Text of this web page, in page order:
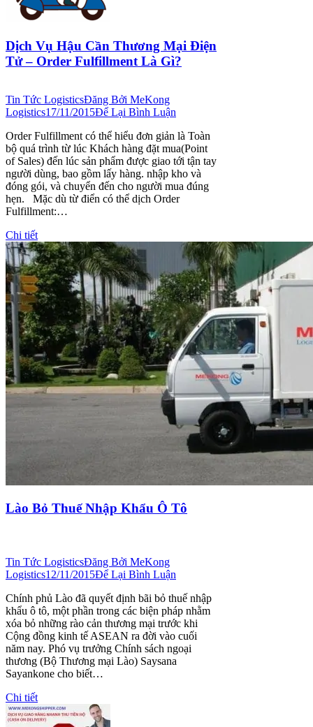
Dịch Vụ Hậu Cần Thương Mại Điện
Tử – Order Fulfillment Là Gì?
Tin Tức LogisticsĐăng Bởi MeKong
Logistics17/11/2015Để Lại Bình Luận
Order Fulfillment có thể hiểu đơn giản là Toàn
bộ quá trình từ lúc Khách hàng đặt mua(Point
of Sales) đến lúc sản phẩm được giao tới tận tay
người dùng, bao gồm lấy hàng. nhập kho và
đóng gói, và chuyển đến cho người mua đúng
hẹn. Mặc dù từ điển có thể dịch Order
Fulfillment:…
Chi tiết
Lào Bỏ Thuế Nhập Khẩu Ô Tô
Tin Tức LogisticsĐăng Bởi MeKong
Logistics12/11/2015Để Lại Bình Luận
Chính phủ Lào đã quyết định bãi bỏ thuế nhập
khẩu ô tô, một phần trong các biện pháp nhằm
xóa bỏ những rào cản thương mại trước khi
Cộng đồng kinh tế ASEAN ra đời vào cuối
năm nay. Phó vụ trưởng Chính sách ngoại
thương (Bộ Thương mại Lào) Saysana
Sayankone cho biết…
Chi tiết